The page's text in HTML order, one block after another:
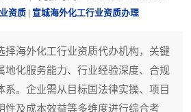
资质 宣城海外化工行业资质办理
择海外化工行业资质代办机构，关键
地化服务能力、行业经验深度、合规
系。企业需从目标国法律实操、项目
性及成本效益等多维度进行综合考